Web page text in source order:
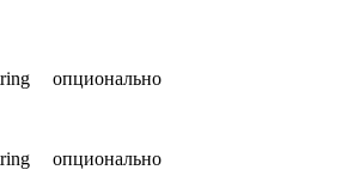
опционально
опционально